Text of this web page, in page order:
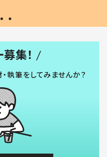
集！
執筆をしてみませんか？